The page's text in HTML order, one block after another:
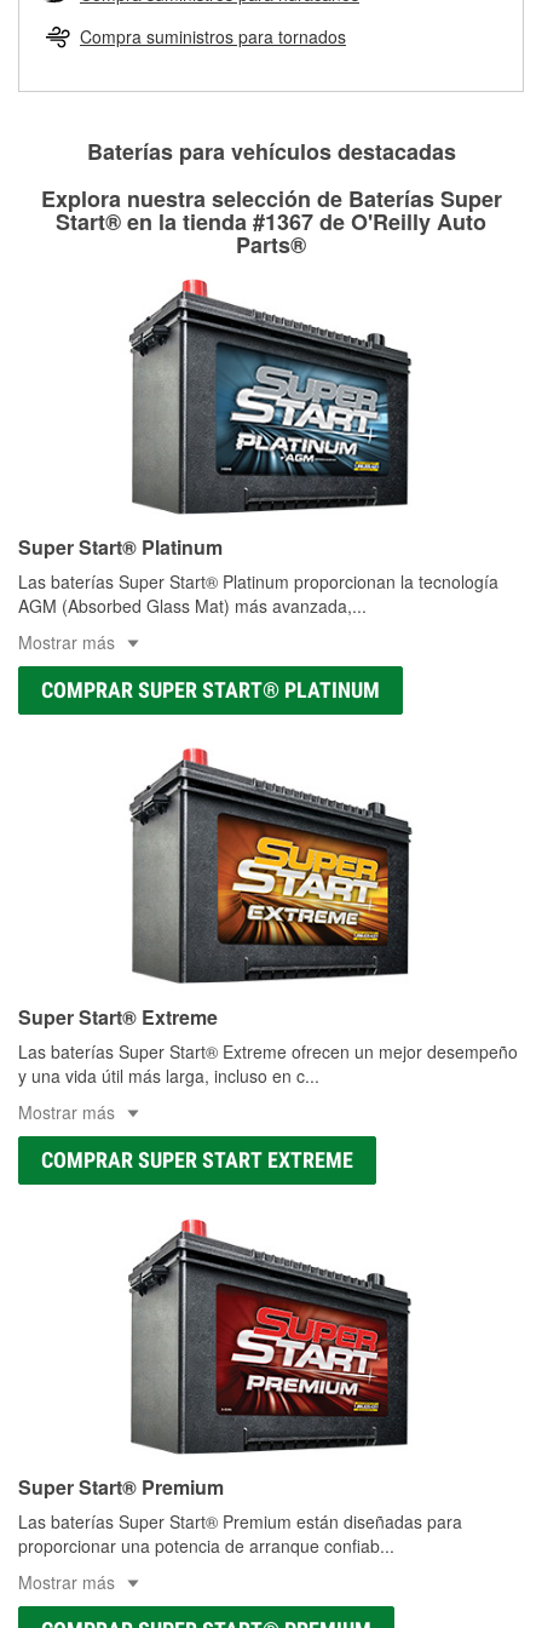
Herramientas de O'Reilly
pueden ser reutilizados, podemos ayudarte a encontrar las
partes de reemplazo correctas para tu reparación.
Rectificación de tambores y discos de freno
Compra suministros para tornados
Baterías para vehículos destacadas
Explora nuestra selección de Baterías Super
Start® en la tienda #1367 de O'Reilly Auto
Parts®
Super Start® Platinum
Las baterías Super Start® Platinum proporcionan la tecnología
AGM (Absorbed Glass Mat) más avanzada,...
Mostrar más
COMPRAR SUPER START® PLATINUM
Super Start® Extreme
Las baterías Super Start® Extreme ofrecen un mejor desempeño
y una vida útil más larga, incluso en c...
Mostrar más
COMPRAR SUPER START EXTREME
Super Start® Premium
Las baterías Super Start® Premium están diseñadas para
proporcionar una potencia de arranque confiab...
Mostrar más